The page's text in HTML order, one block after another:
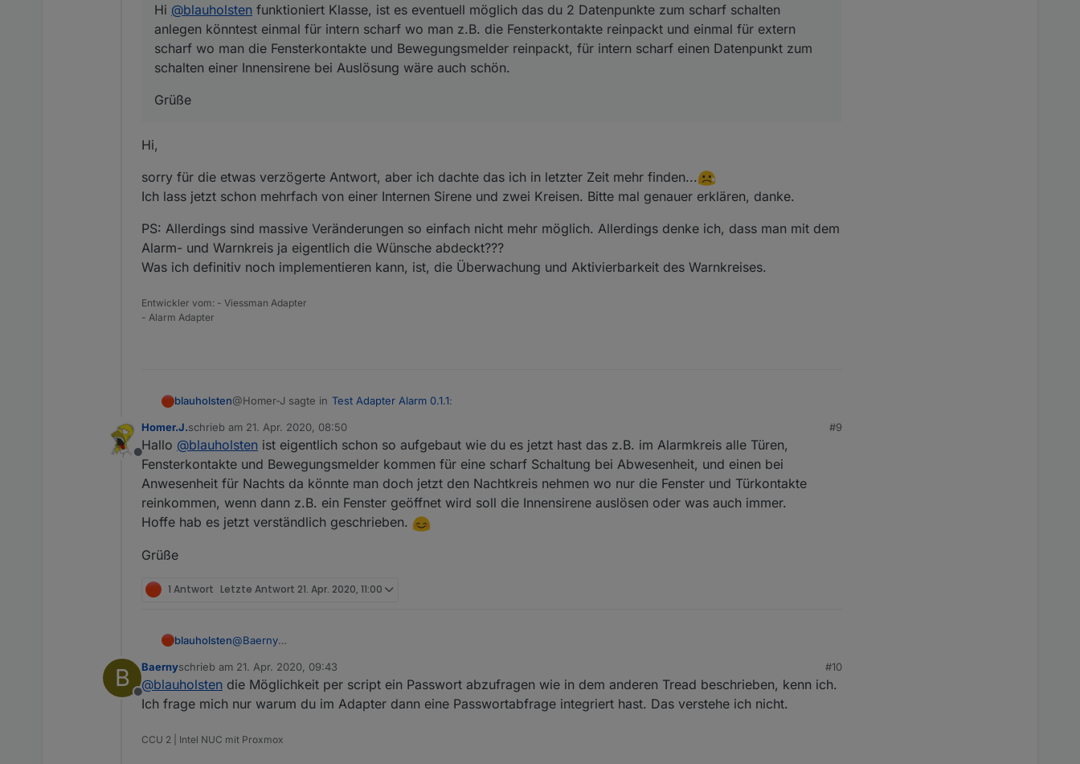
Hi @blauholsten funktioniert Klasse, ist es eventuell möglich das du 2 Datenpunkte zum scharf schalten
anlegen könntest einmal für intern scharf wo man z.B. die Fensterkontakte reinpackt und einmal für extern
scharf wo man die Fensterkontakte und Bewegungsmelder reinpackt, für intern scharf einen Datenpunkt zum
schalten einer Innensirene bei Auslösung wäre auch schön.
Grüße
Hi,
sorry für die etwas verzögerte Antwort, aber ich dachte das ich in letzter Zeit mehr finden...
Ich lass jetzt schon mehrfach von einer Internen Sirene und zwei Kreisen. Bitte mal genauer erklären, danke.
PS: Allerdings sind massive Veränderungen so einfach nicht mehr möglich. Allerdings denke ich, dass man mit dem
Alarm- und Warnkreis ja eigentlich die Wünsche abdeckt???
Was ich definitiv noch implementieren kann, ist, die Überwachung und Aktivierbarkeit des Warnkreises.
Entwickler vom: - Viessman Adapter
- Alarm Adapter
blauholsten@Homer-J sagte in Test Adapter Alarm 0.1.1:
Hi @blauholstenfunktioniert Klasse, ist es eventuell möglich das du 2 Datenpunkte zum scharf schalten anlegen
könntest einmal für intern scharf wo man z.B. die Fensterkontakte reinpackt und einmal für extern scharf wo man
die Fensterkontakte und Bewegungsmelder reinpackt, für intern scharf einen Datenpunkt zum schalten einer
Innensirene bei Auslösung wäre auch schön.
Grüße
Hi,
sorry für die etwas verzögerte Antwort, aber ich dachte das ich in letzter Zeit mehr finden...
Ich lass jetzt schon mehrfach von einer Internen Sirene und zwei Kreisen. Bitte mal genauer erklären, danke.
PS: Allerdings sind massive Veränderungen so einfach nicht mehr möglich. Allerdings denke ich, dass man mit dem
Offline
Homer.J.schrieb am 21. Apr. 2020, 08:50
zuletzt editiert von
#9
Hallo @blauholsten ist eigentlich schon so aufgebaut wie du es jetzt hast das z.B. im Alarmkreis alle Türen,
Fensterkontakte und Bewegungsmelder kommen für eine scharf Schaltung bei Abwesenheit, und einen bei
Anwesenheit für Nachts da könnte man doch jetzt den Nachtkreis nehmen wo nur die Fenster und Türkontakte
reinkommen, wenn dann z.B. ein Fenster geöffnet wird soll die Innensirene auslösen oder was auch immer.
Hoffe hab es jetzt verständlich geschrieben.
Grüße
1 Antwort Letzte Antwort 21. Apr. 2020, 11:00
blauholsten@Baerny
B
Offline
Baernyschrieb am 21. Apr. 2020, 09:43
zuletzt editiert von
#10
@blauholsten die Möglichkeit per script ein Passwort abzufragen wie in dem anderen Tread beschrieben, kenn ich.
Ich frage mich nur warum du im Adapter dann eine Passwortabfrage integriert hast. Das verstehe ich nicht.
CCU 2 | Intel NUC mit Proxmox